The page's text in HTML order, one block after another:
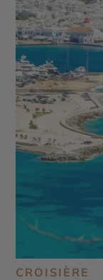
CROISIÈRE